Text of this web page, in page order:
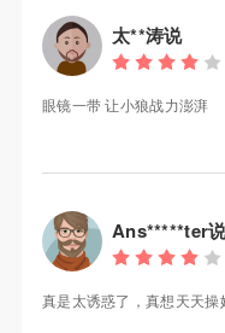
太**涛说
眼镜一带 让小狼战力澎湃
Ans*****ter
真是太诱惑了，真想天天操